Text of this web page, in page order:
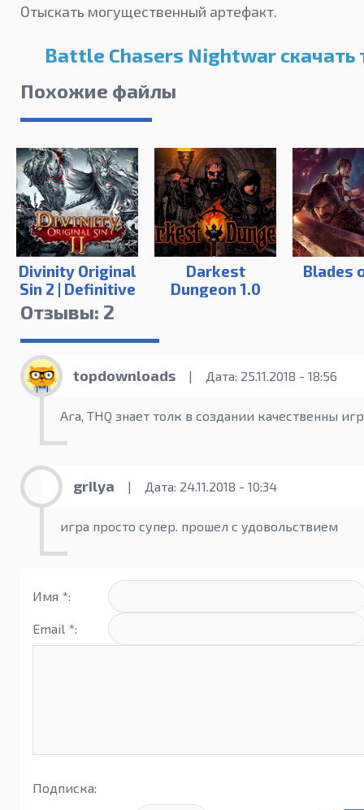
Отыскать могущественный артефакт.
Battle Chasers Nightwar скачать
Похожие файлы
Divinity Original
Sin 2 | Definitive
Edition
Darkest
Dungeon 1.0
Blades
Отзывы: 2
topdownloads | Дата: 25.11.2018 - 18:56
Ага, THQ знает толк в создании качественны
grilya | Дата: 24.11.2018 - 10:34
игра просто супер. прошел с удовольствием
Имя *:
Email *:
Подписка: